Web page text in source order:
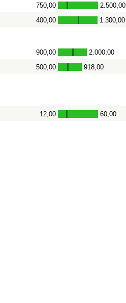
750,00 - 2.500,00
400,00 - 1.300,00
900,00 - 2.000,00
500,00 - 918,00
12,00 - 60,00